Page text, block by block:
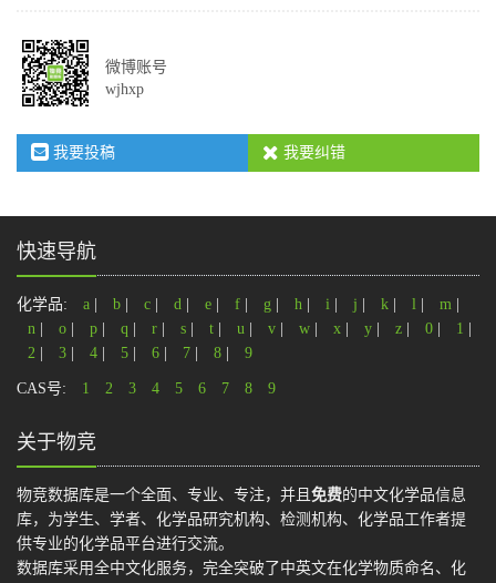
微博账号
wjhxp
我要投稿 我要纠错
快速导航
化学品: a b c d e f g h i j k l m
n
o p q r s t u v w x y z 0 1
2
3 4 5 6 7 8 9
CAS号: 1 2 3 4 5 6 7 8 9
关于物竞
物竞数据库是一个全面、专业、专注，并且 免费的中文化学品信息
库，为学生、学者、化学品研究机构、检测机构、化学品工作者提
供专业的化学品平台进行交流。
数据库采用全中文化服务，完全突破了中英文在化学物质命名、化